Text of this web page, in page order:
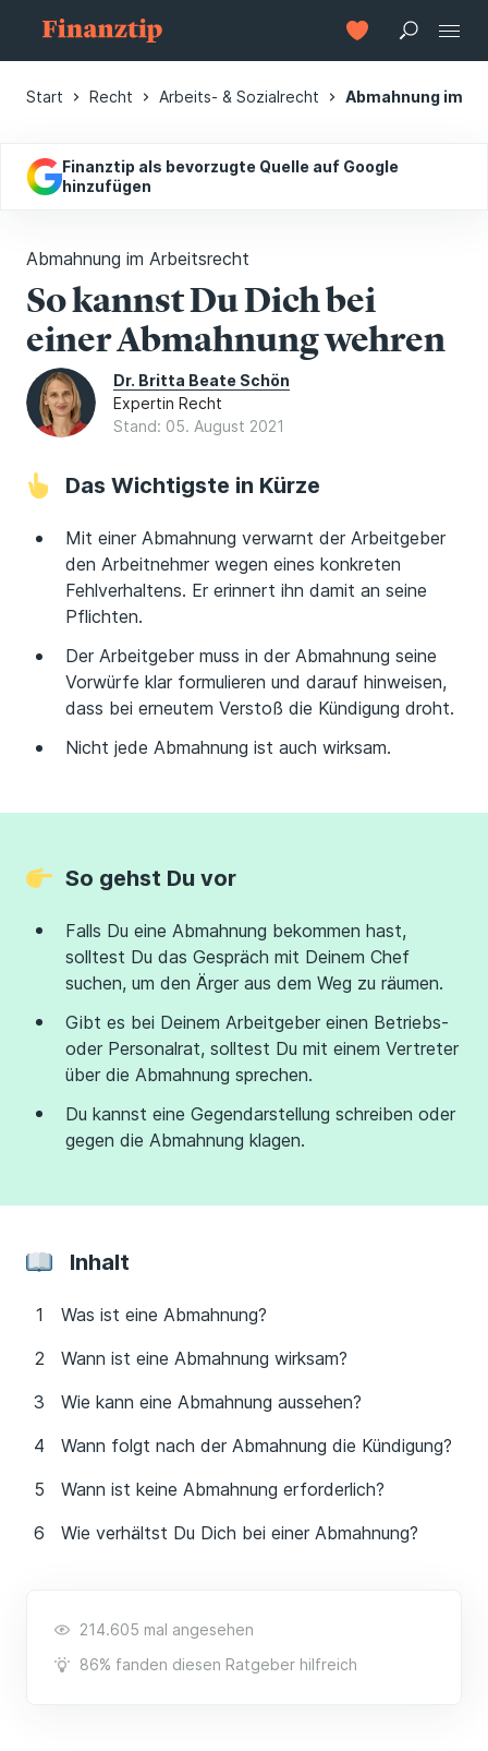
Start Recht Arbeits- & Sozialrecht Abmahnung im
Finanztip als bevorzugte Quelle auf Google
hinzufügen
Abmahnung im Arbeitsrecht
So kannst Du Dich bei
einer Abmahnung wehren
Dr. Britta Beate Schön
Expertin Recht
Stand: 05. August 2021
Das Wichtigste in Kürze
Mit einer Abmahnung verwarnt der Arbeitgeber
den Arbeitnehmer wegen eines konkreten
Fehlverhaltens. Er erinnert ihn damit an seine
Pflichten.
Der Arbeitgeber muss in der Abmahnung seine
Vorwürfe klar formulieren und darauf hinweisen,
dass bei erneutem Verstoß die Kündigung droht.
Nicht jede Abmahnung ist auch wirksam.
So gehst Du vor
Falls Du eine Abmahnung bekommen hast,
solltest Du das Gespräch mit Deinem Chef
suchen, um den Ärger aus dem Weg zu räumen.
Gibt es bei Deinem Arbeitgeber einen Betriebs-
oder Personalrat, solltest Du mit einem Vertreter
über die Abmahnung sprechen.
Du kannst eine Gegendarstellung schreiben oder
gegen die Abmahnung klagen.
Inhalt
Was ist eine Abmahnung?
Wann ist eine Abmahnung wirksam?
Wie kann eine Abmahnung aussehen?
Wann folgt nach der Abmahnung die Kündigung?
Wann ist keine Abmahnung erforderlich?
Wie verhältst Du Dich bei einer Abmahnung?
214.605 mal angesehen
86% fanden diesen Ratgeber hilfreich